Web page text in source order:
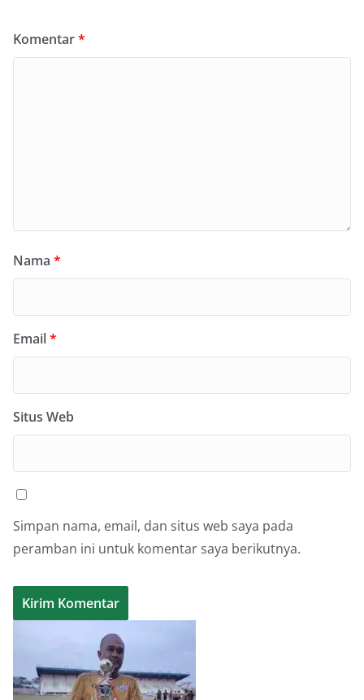
Komentar*
Nama *
Email*
Situs Web
Simpan nama, email, dan situs web saya pada
peramban ini untuk komentar saya berikutnya.